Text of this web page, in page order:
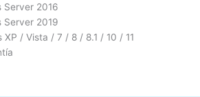
Server 2016
Server 2019
/ Vista / 7 / 8 / 8.1 / 10 / 11